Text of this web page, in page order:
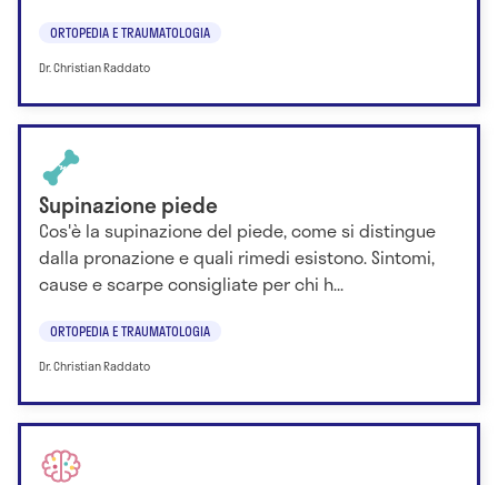
ORTOPEDIA E TRAUMATOLOGIA
Dr. Christian Raddato
Supinazione piede
Cos'è la supinazione del piede, come si distingue
dalla pronazione e quali rimedi esistono. Sintomi,
cause e scarpe consigliate per chi h...
ORTOPEDIA E TRAUMATOLOGIA
Dr. Christian Raddato